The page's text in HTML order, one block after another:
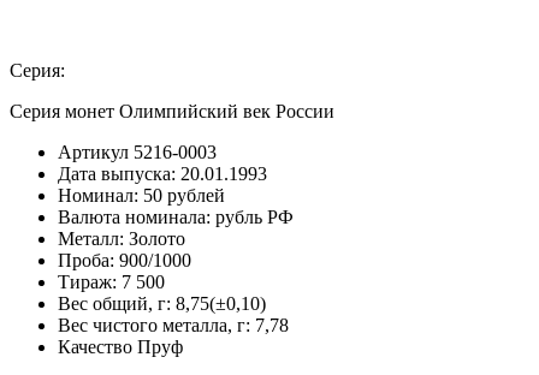
Серия:
Серия монет Олимпийский век России
Артикул 5216-0003
Дата выпуска: 20.01.1993
Номинал: 50 рублей
Валюта номинала: рубль РФ
Металл: Золото
Проба: 900/1000
Тираж: 7 500
Вес общий, г: 8,75(±0,10)
Вес чистого металла, г: 7,78
Качество Пруф